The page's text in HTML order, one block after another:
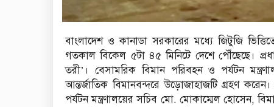
বাংলাদেশ ও কানাডা সরকারের মধ্যে জিটুজি
গতকাল বিকেল ৫টা ৪৫ মিনিটে দেশে পৌঁছেছে।
তরী’। বেসামরিক বিমান পরিবহন ও পর্যটন
আন্তর্জাতিক বিমানবন্দরে উড়োজাহাজটি গ্রহণ
পর্যটন মন্ত্রণালয়ের সচিব মো. মোকাম্মেল হোসেন,